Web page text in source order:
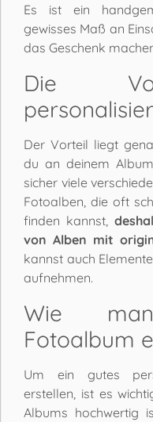
Es ist ein
gewisses Maß an
das Geschenk
Die
Der Vorteil liegt
du an deinem
sicher viele
Fotoalben, die oft
finden kannst,
von Alben mit
kannst auch
aufnehmen.
Wie
Fotoalbum
Um ein gutes
erstellen, ist es
Albums hochwertig